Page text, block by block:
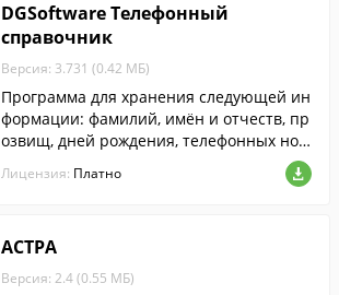
DGSoftware Телефонный
справочник
Версия: 3.731 (0.42 МБ)
Программа для хранения следующей ин
формации: фамилий, имён и отчеств, пр
озвищ, дней рождения, телефонных ном
еров (рабочих, домашних, и кодов город
ов), адресов, мест работы и пр.
Лицензия: Платно
АСТРА
Версия: 2.4 (0.55 МБ)